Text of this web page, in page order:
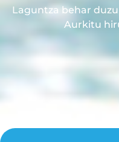
Laguntza behar
Aurkitu